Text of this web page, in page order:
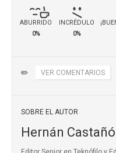
ABURRIDO
0%
INCRÉDULO
0%
✏️ VER COMENTARIOS
SOBRE EL AUTOR
Hernán